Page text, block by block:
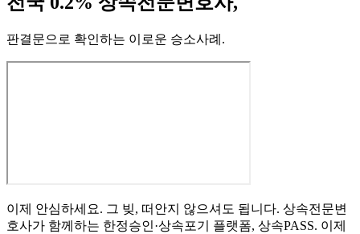
판결문으로 확인하는 이로운 승소사례 .
이제 안심하세요. 그 빚, 떠안지 않으셔도 됩니다. 상속전문변
호사가 함께하는 한정승인·상속포기 플랫폼, 상속PASS. 이제